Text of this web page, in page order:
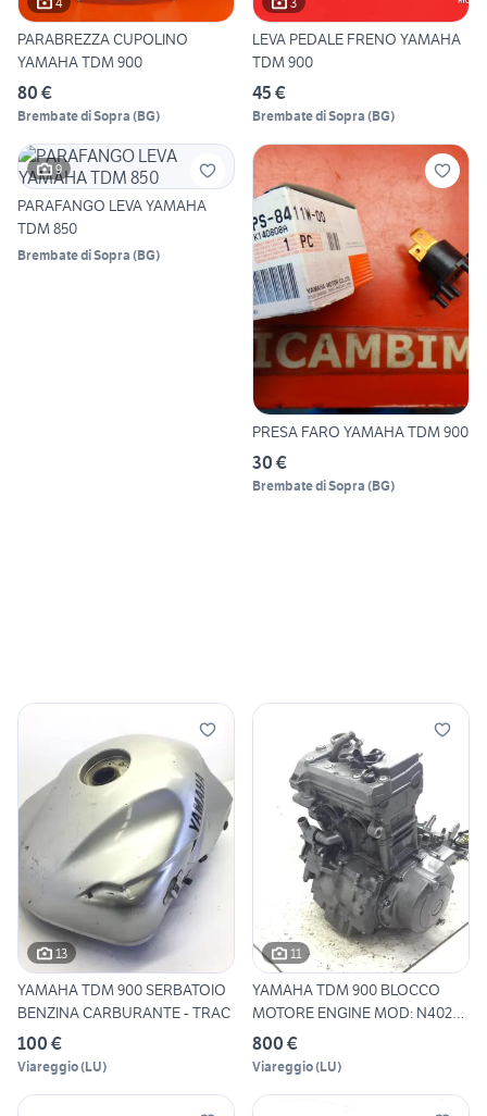
PARABREZZA CUPOLINO
YAMAHA TDM 900
80 €
Brembate di Sopra (BG)
LEVA PEDALE FRENO YAMAHA
TDM 900
45 €
Brembate di Sopra (BG)
9
PARAFANGO LEVA YAMAHA
TDM 850
Brembate di Sopra (BG)
PRESA FARO YAMAHA TDM 900
30 €
Brembate di Sopra (BG)
13
YAMAHA TDM 900 SERBATOIO
BENZINA CARBURANTE - TRAC
100 €
Viareggio(LU)
11
YAMAHA TDM 900 BLOCCO
MOTORE ENGINE MOD: N402E
200
800 €
Viareggio(LU)